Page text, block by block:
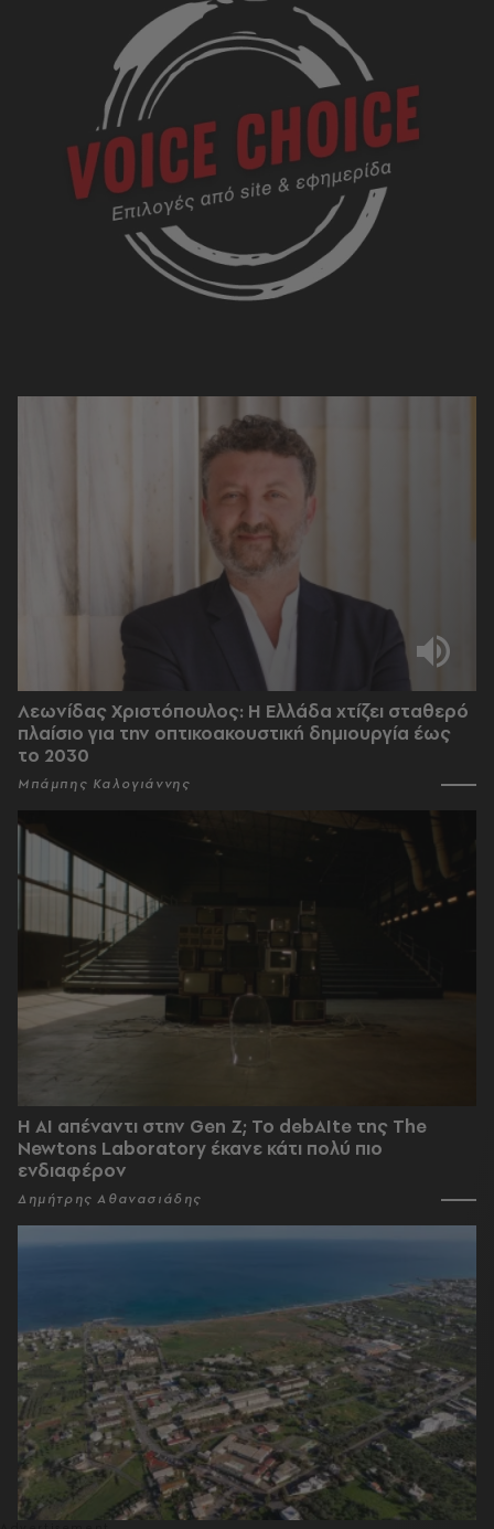
Λεωνίδας Χριστόπουλος: Η Ελλάδα χτίζει σταθερό
πλαίσιο για την οπτικοακουστική δημιουργία έως
το 2030
Μπάμπης Καλογιάννης
Η AI απέναντι στην Gen Z; Το debAIte της The
Newtons Laboratory έκανε κάτι πολύ πιο
ενδιαφέρον
Δημήτρης Αθανασιάδης